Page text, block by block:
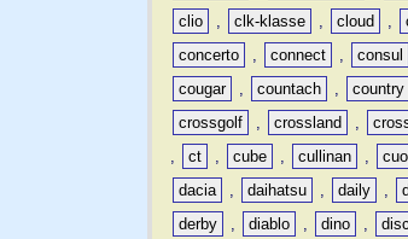
clio
, clk-klasse , cloud ,
concerto
, connect , consul
cougar
, countach , country
crossgolf
, crossland ,
,
ct , cube , cullinan ,
dacia
, daihatsu , daily ,
derby
, diablo , dino ,